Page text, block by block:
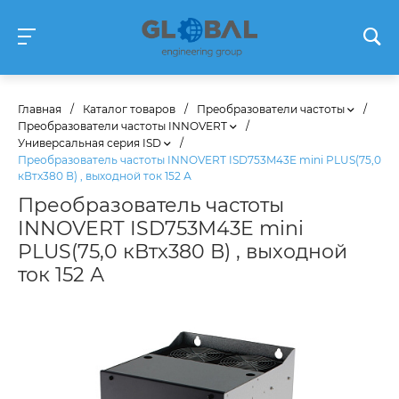
Главная / Каталог товаров / Преобразователи частоты
/
Преобразователи частоты INNOVERT
/
Универсальная серия ISD
/
Преобразователь частоты INNOVERT ISD753M43E mini PLUS(75,0
кВтx380 В) , выходной ток 152 А
Преобразователь частоты
INNOVERT ISD753M43E mini
PLUS(75,0 кВтx380 В) , выходной
ток 152 А